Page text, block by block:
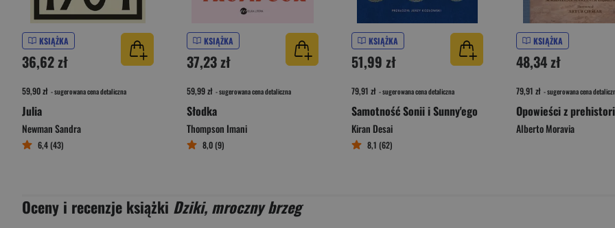
KSIĄŻKA
36,62 zł
59,90 zł - sugerowana cena detaliczna
Julia
Newman Sandra
6,4 (43)
KSIĄŻKA
37,23 zł
59,99 zł - sugerowana cena detaliczna
Słodka
Thompson Imani
8,0 (9)
KSIĄŻKA
51,99 zł
79,91 zł - sugerowana cena detaliczna
Samotność Sonii i Sunny'ego
Kiran Desai
8,1 (62)
KSIĄŻKA
48,34 zł
79,91 zł - sugerowana cena
Opowieści z
Alberto Moravia
Oceny i recenzje książki Dziki, mroczny brzeg